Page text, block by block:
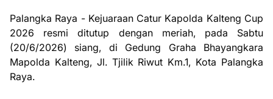
Palangka Raya - Kejuaraan Catur Kapolda Kalteng Cup
2026 resmi ditutup dengan meriah, pada Sabtu
(20/6/2026) siang, di Gedung Graha Bhayangkara
Mapolda Kalteng, Jl. Tjilik Riwut Km.1, Kota Palangka
Raya.